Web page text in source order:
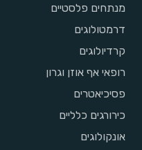
מנתחים פלסטיים
דרמטולוגים
קרדיולוגים
רופאי אף אוזן וגרון
פסיכיאטרים
כירורגים כלליים
אונקולוגים